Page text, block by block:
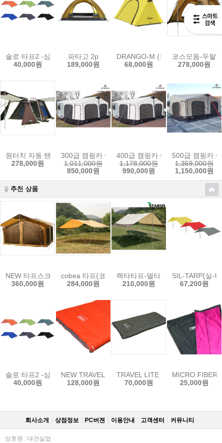
솔로 타프2 -심지장착가능
40,000원
파타고 2p
189,000원
DRANGO-M (모기장 텐트)
68,000원
코스모돔-두랄
278,000원
원터치 자동 텐트
278,000원
300급 캠핑카 어닝텐트
1,011,000원
850,000원
400급 캠핑카 어닝텐트
1,178,000원
990,000원
500급 캠핑카
1,369,000원
1,150,000원
추천 상품
NEW 타프스크린
360,000원
cobea 타프(코베아타프)
284,000원
렉타타프-델타S(풀세트)
210,000원
SIL-TARP(실-
67,200원
솔로 타프2 -심지장착가능
40,000원
NEW TRAVEL LITE 350(트레블라이트 350 침낭)
128,000원
TRAVEL LITE 300
70,000원
MICRO
25,000원
회사소개 상점정보 PC버젼 이용안내 고객센터 커뮤니티
상호명 : 대건실업